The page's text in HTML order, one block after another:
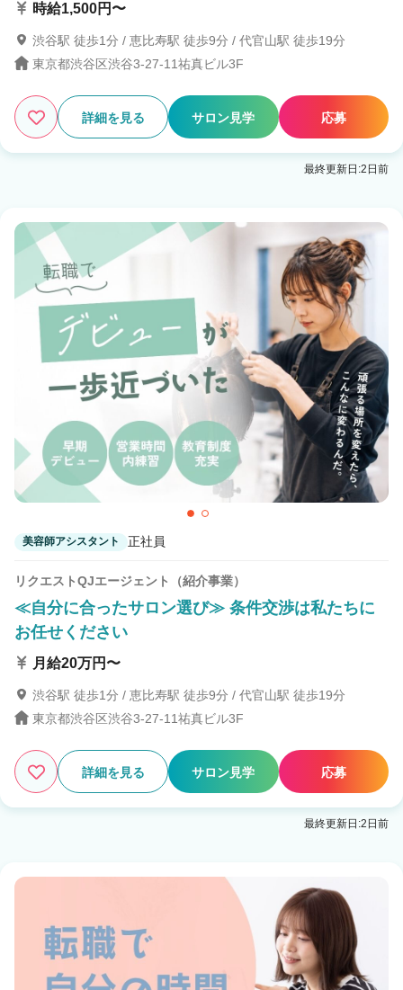
検索する
時給1,500円〜
渋谷駅 徒歩1分 / 恵比寿駅 徒歩9分 / 代官山駅 徒歩19分
東京都渋谷区渋谷3-27-11祐真ビル3F
詳細を見る サロン見学 応募
最終更新日:2日前
美容師アシスタント 正社員
リクエストQJエージェント（紹介事業）
≪自分に合ったサロン選び≫ 条件交渉は私たちに
お任せください
月給20万円〜
渋谷駅 徒歩1分 / 恵比寿駅 徒歩9分 / 代官山駅 徒歩19分
東京都渋谷区渋谷3-27-11祐真ビル3F
詳細を見る サロン見学 応募
最終更新日:2日前